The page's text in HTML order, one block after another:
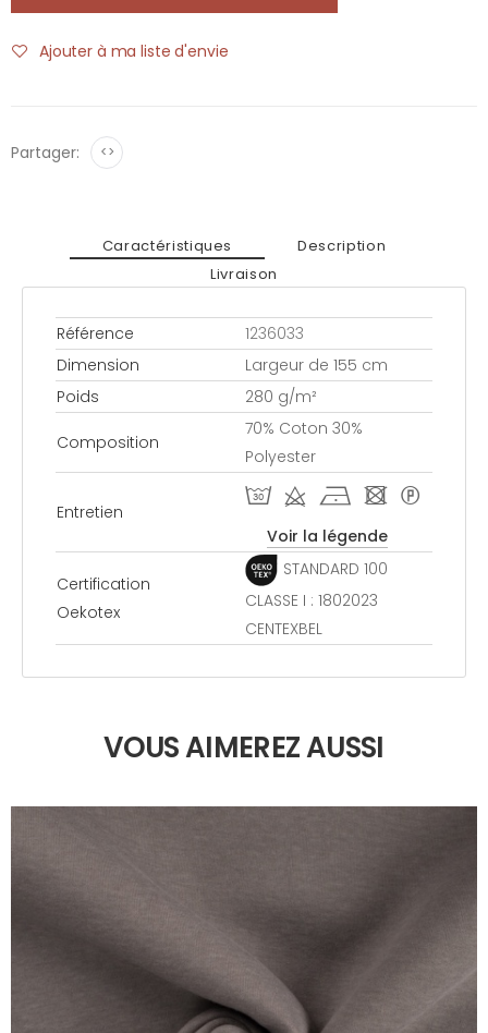
Ajouter à ma liste d'envie
Partager: <>
Caractéristiques
Description
Livraison
Référence
1236033
Dimension
Largeur de 155 cm
Poids
280 g/m²
Composition
70% Coton 30%
Polyester
Entretien
T d h - *
Voir la légende
Certification
Oekotex
STANDARD 100
CLASSE I : 1802023
CENTEXBEL
VOUS AIMEREZ AUSSI